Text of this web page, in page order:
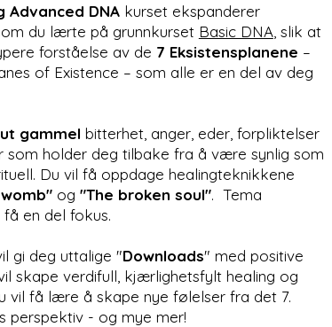
Advanced DNAkurset ekspanderer
du lærte på grunnkurset Basic DNA, slik at
forståelse av de 7 Eksistensplanene –
of Existence – som alle er en del av deg
gammel bitterhet, anger, eder, forpliktelser
som holder deg tilbake fra å være synlig som
Du vil få oppdage healingteknikkene
og "The broken soul". Tema
en del fokus.
gi deg uttalige "Downloads" med positive
skape verdifull, kjærlighetsfylt healing og
vil få lære å skape nye følelser fra det 7.
perspektiv - og mye mer!